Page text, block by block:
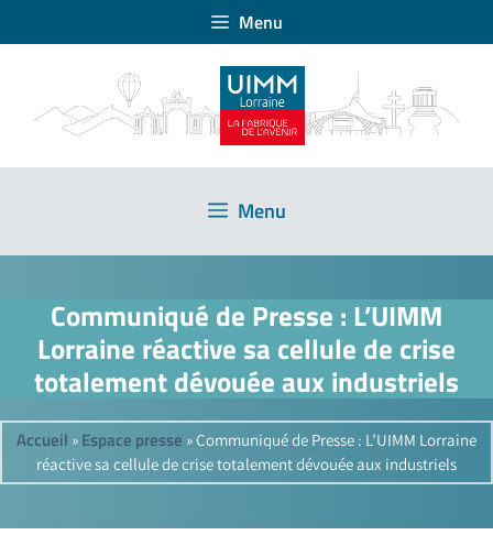
Menu
Menu
Communiqué de Presse : L’UIMM
Lorraine réactive sa cellule de crise
totalement dévouée aux industriels
Accueil » Espace presse »Communiqué de Presse : L’UIMM Lorraine
réactive sa cellule de crise totalement dévouée aux industriels